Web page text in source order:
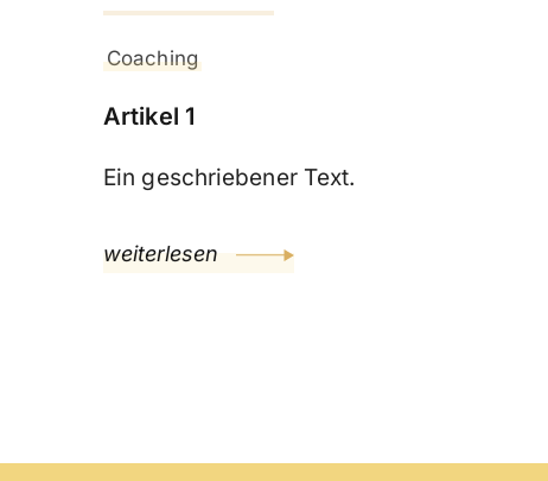
Coaching
Artikel 1
Ein geschriebener Text.
weiterlesen